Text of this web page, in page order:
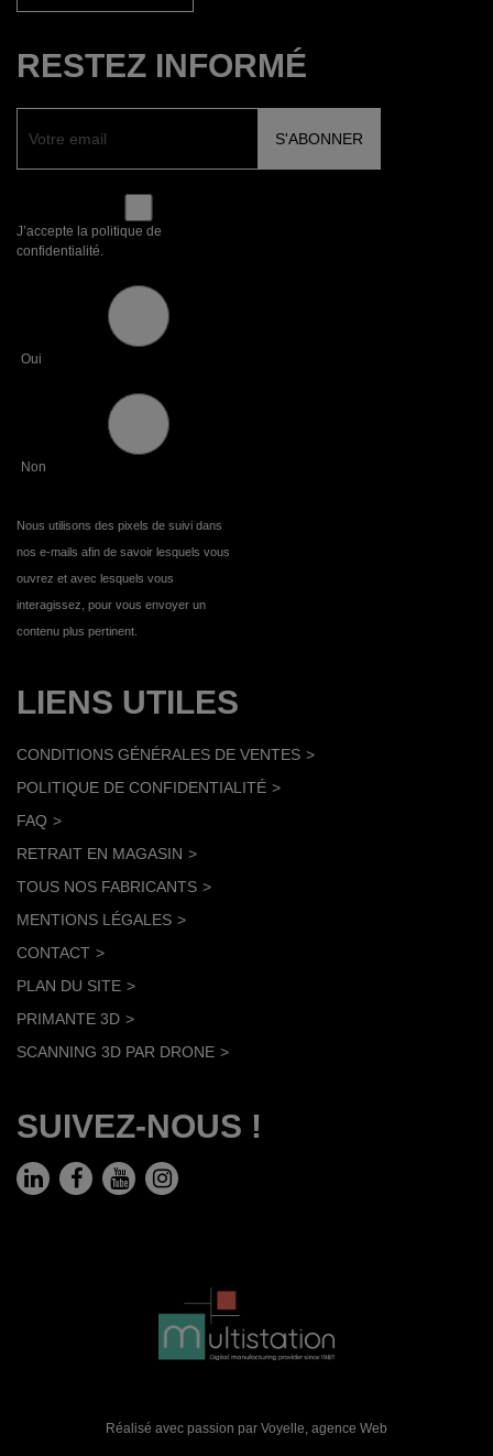
RESTEZ INFORMÉ
J’accepte la politique de
confidentialité.
Oui
Non
Nous utilisons des pixels de suivi dans
nos e-mails afin de savoir lesquels vous
ouvrez et avec lesquels vous
interagissez, pour vous envoyer un
contenu plus pertinent.
LIENS UTILES
CONDITIONS GÉNÉRALES DE VENTES
POLITIQUE DE CONFIDENTIALITÉ
FAQ
RETRAIT EN MAGASIN
TOUS NOS FABRICANTS
MENTIONS LÉGALES
CONTACT
PLAN DU SITE
PRIMANTE 3D
SCANNING 3D PAR DRONE
SUIVEZ-NOUS !
Réalisé avec passion par Voyelle, agence Web